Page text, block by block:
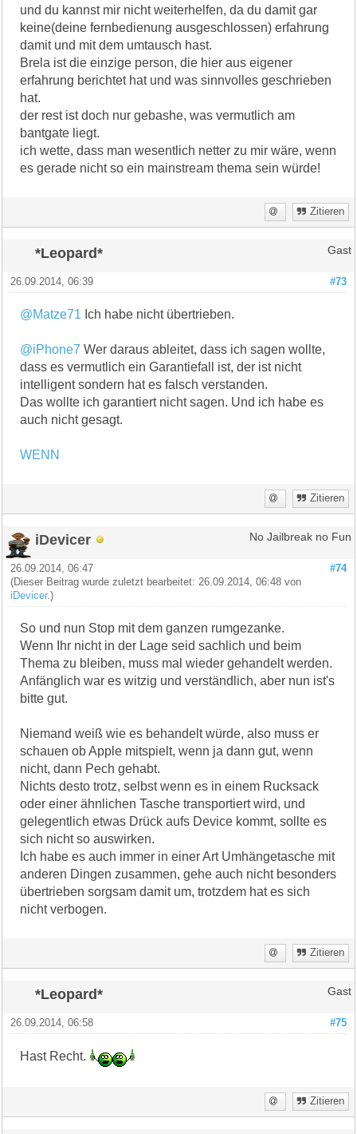
und du kannst mir nicht weiterhelfen, da du damit gar
keine(deine fernbedienung ausgeschlossen) erfahrung
damit und mit dem umtausch hast.
Brela ist die einzige person, die hier aus eigener
erfahrung berichtet hat und was sinnvolles geschrieben
hat.
der rest ist doch nur gebashe, was vermutlich am
bantgate liegt.
ich wette, dass man wesentlich netter zu mir wäre, wenn
es gerade nicht so ein mainstream thema sein würde!
Zitieren
*Leopard* Gast
#73
26.09.2014, 06:39
@Matze71 Ich habe nicht übertrieben.
@iPhone7 Wer daraus ableitet, dass ich sagen wollte,
dass es vermutlich ein Garantiefall ist, der ist nicht
intelligent sondern hat es falsch verstanden.
Das wollte ich garantiert nicht sagen. Und ich habe es
auch nicht gesagt.
WENN
Zitieren
iDevicer No Jailbreak no Fun
#74
26.09.2014, 06:47
(Dieser Beitrag wurde zuletzt bearbeitet: 26.09.2014, 06:48 von
iDevicer.)
So und nun Stop mit dem ganzen rumgezanke.
Wenn Ihr nicht in der Lage seid sachlich und beim
Thema zu bleiben, muss mal wieder gehandelt werden.
Anfänglich war es witzig und verständlich, aber nun ist's
bitte gut.
Niemand weiß wie es behandelt würde, also muss er
schauen ob Apple mitspielt, wenn ja dann gut, wenn
nicht, dann Pech gehabt.
Nichts desto trotz, selbst wenn es in einem Rucksack
oder einer ähnlichen Tasche transportiert wird, und
gelegentlich etwas Drück aufs Device kommt, sollte es
sich nicht so auswirken.
Ich habe es auch immer in einer Art Umhängetasche mit
anderen Dingen zusammen, gehe auch nicht besonders
übertrieben sorgsam damit um, trotzdem hat es sich
nicht verbogen.
Zitieren
*Leopard* Gast
#75
26.09.2014, 06:58
Hast Recht.
Zitieren